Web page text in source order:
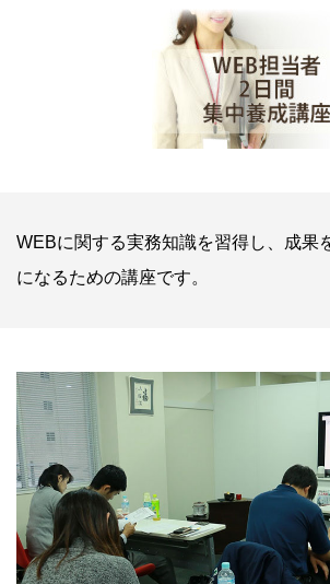
WEBに関する実務知識を習得し、成果
になるための講座です。